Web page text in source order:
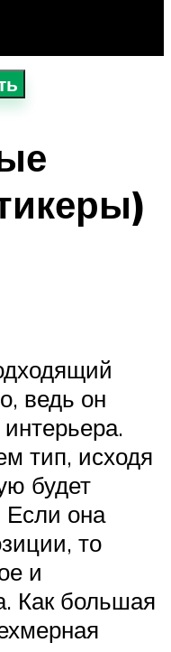
ведь он
тип, исходя
будет
Если она
то
и
Как большая